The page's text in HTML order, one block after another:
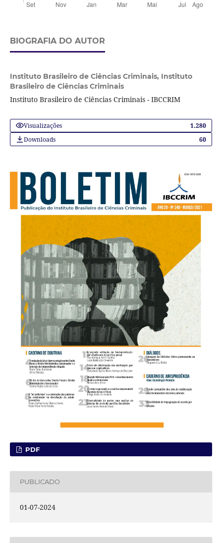
BIOGRAFIA DO AUTOR
Instituto Brasileiro de Ciências Criminais, Instituto
Brasileiro de Ciências Criminais
Instituto Brasileiro de Ciências Criminais - IBCCRIM
Visualizações
1.280
Downloads
60
PDF
PUBLICADO
01-07-2024